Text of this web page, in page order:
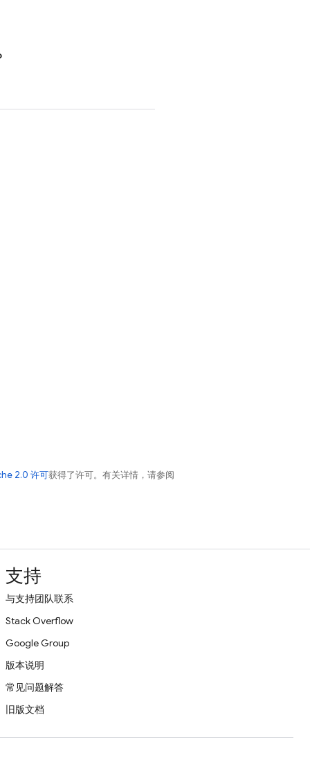
2.0 许可获得了许可。有关详情，请参阅
支持
与支持团队联系
Stack Overflow
Google Group
版本说明
常见问题解答
旧版文档